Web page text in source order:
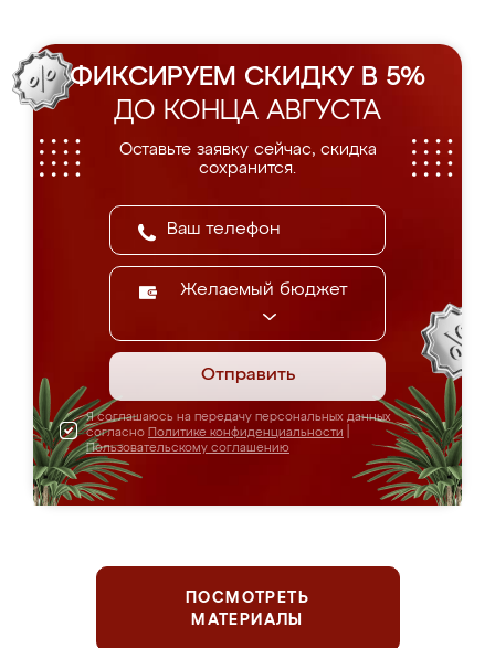
ФИКСИРУЕМ СКИДКУ В 5%
ДО КОНЦА АВГУСТА
Оставьте заявку сейчас, скидка
сохранится.
Желаемый бюджет
Отправить
Я соглашаюсь на передачу персональных данных
согласно Политике конфиденциальности
Пользовательскому соглашению
ПОСМОТРЕТЬ
МАТЕРИАЛЫ